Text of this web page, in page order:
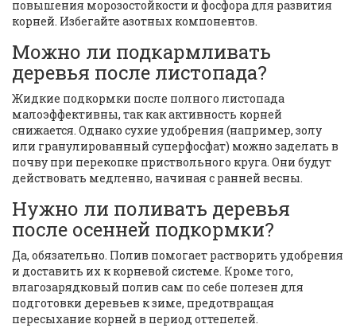
повышения морозостойкости и фосфора для развития
корней. Избегайте азотных компонентов.
Можно ли подкармливать
деревья после листопада?
Жидкие подкормки после полного листопада
малоэффективны, так как активность корней
снижается. Однако сухие удобрения (например, золу
или гранулированный суперфосфат) можно заделать в
почву при перекопке приствольного круга. Они будут
действовать медленно, начиная с ранней весны.
Нужно ли поливать деревья
после осенней подкормки?
Да, обязательно. Полив помогает растворить удобрения
и доставить их к корневой системе. Кроме того,
влагозарядковый полив сам по себе полезен для
подготовки деревьев к зиме, предотвращая
пересыхание корней в период оттепелей.